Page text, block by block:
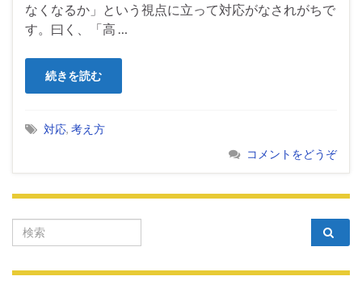
なくなるか」という視点に立って対応がなされがちで
す。曰く、「高 …
続きを読む
対応, 考え方
コメントをどうぞ
Search for: